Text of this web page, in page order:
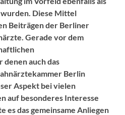
Diese Mittel
Beiträgen der Berliner
Gerade vor dem
auch das
Berlin
Aspekt bei vielen
auf besonderes Interesse
es das gemeinsame Anliegen